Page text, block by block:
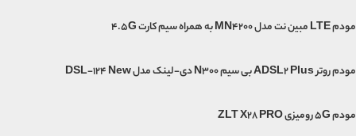
مودم LTE مبین نت مدل MN4200 به همراه سیم کارت 4.5G
مودم روتر ADSL2 Plus بی سیم N300 دی-لینک مدل DSL-124 New
مودم 5G رومیزی ZLT X28 PRO